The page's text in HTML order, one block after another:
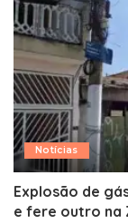
Notícias
Explosão de
e fere outro na